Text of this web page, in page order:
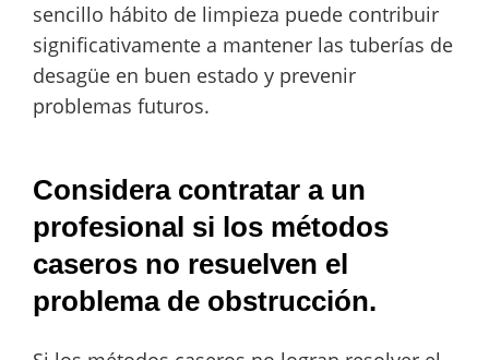
sencillo hábito de limpieza puede contribuir
significativamente a mantener las tuberías de
desagüe en buen estado y prevenir
problemas futuros.
Considera contratar a un
profesional si los métodos
caseros no resuelven el
problema de obstrucción.